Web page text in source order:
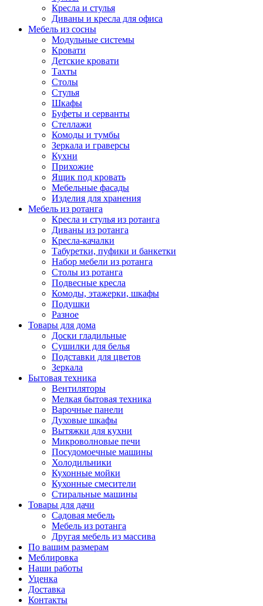
Кресла и стулья
Диваны и кресла для офиса
Мебель из сосны
Модульные системы
Кровати
Детские кровати
Тахты
Столы
Стулья
Шкафы
Буфеты и серванты
Стеллажи
Комоды и тумбы
Зеркала и граверсы
Кухни
Прихожие
Ящик под кровать
Мебельные фасады
Изделия для хранения
Мебель из ротанга
Кресла и стулья из ротанга
Диваны из ротанга
Кресла-качалки
Табуретки, пуфики и банкетки
Набор мебели из ротанга
Столы из ротанга
Подвесные кресла
Комоды, этажерки, шкафы
Подушки
Разное
Товары для дома
Доски гладильные
Сушилки для белья
Подставки для цветов
Зеркала
Бытовая техника
Вентиляторы
Мелкая бытовая техника
Варочные панели
Духовые шкафы
Вытяжки для кухни
Микроволновые печи
Посудомоечные машины
Холодильники
Кухонные мойки
Кухонные смесители
Стиральные машины
Товары для дачи
Садовая мебель
Мебель из ротанга
Другая мебель из массива
По вашим размерам
Меблировка
Наши работы
Уценка
Доставка
Контакты